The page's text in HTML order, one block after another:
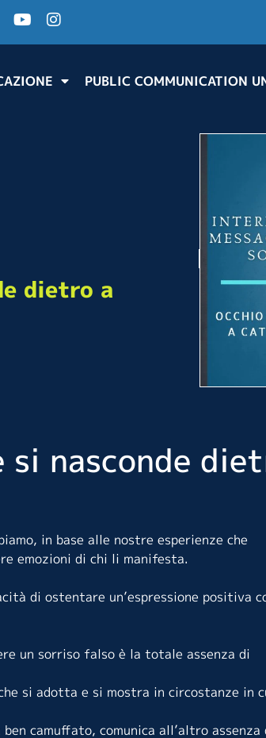
PUBLIC COMMUNICATION
dietro a
si nasconde
in base alle nostre esperienze che
emozioni di chi li manifesta.
di ostentare un’espressione positiva
un sorriso falso è la totale assenza di
si adotta e si mostra in circostanze in
camuffato, comunica all’altro assenza